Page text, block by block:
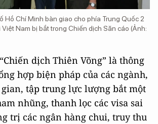
Hồ Chí Minh bàn giao cho phía Trung Quốc 2
Nam bị bắt trong Chiến dịch Săn cáo (Ảnh:
dịch Thiên Võng” là thông
hợp biện pháp của các ngành,
tập trung lực lượng bắt một
nhũng, thanh lọc các visa sai
trị các ngân hàng chui, truy thu